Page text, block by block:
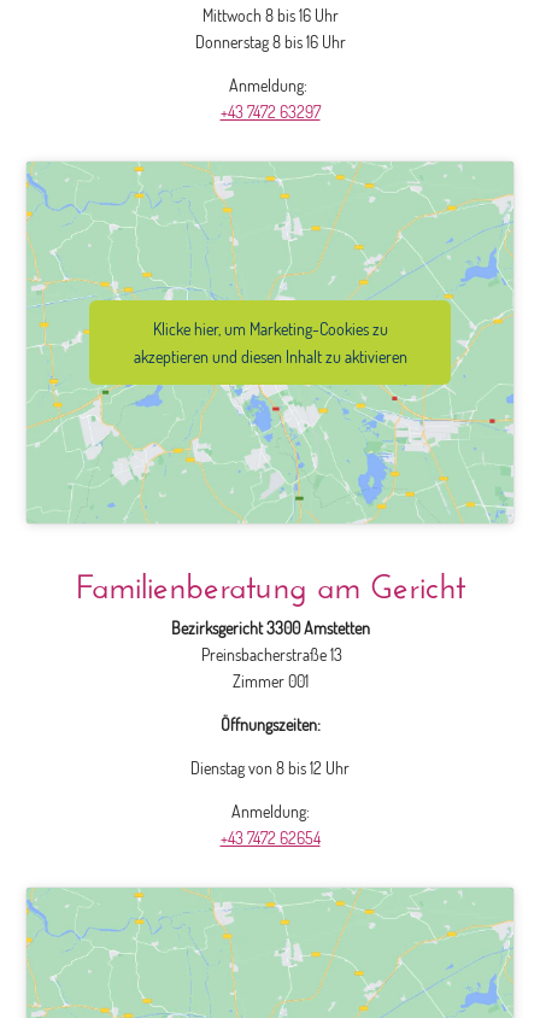
Mittwoch 8 bis 16 Uhr
Donnerstag 8 bis 16 Uhr
Anmeldung:
+43 7472 63297
Klicke hier, um Marketing-Cookies zu
akzeptieren und diesen Inhalt zu aktivieren
Familienberatung am Gericht
Bezirksgericht 3300 Amstetten
Preinsbacherstraße 13
Zimmer 001
Öffnungszeiten:
Dienstag von 8 bis 12 Uhr
Anmeldung:
+43 7472 62654